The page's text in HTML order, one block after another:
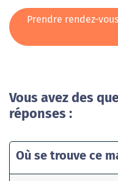
Prendre rendez-
Vous avez des
réponses :
Où se trouve ce